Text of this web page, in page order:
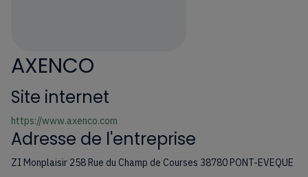
AXENCO
Site internet
https://www.axenco.com
Adresse de l'entreprise
ZI Monplaisir 258 Rue du Champ de Courses 38780 PONT-EVEQUE